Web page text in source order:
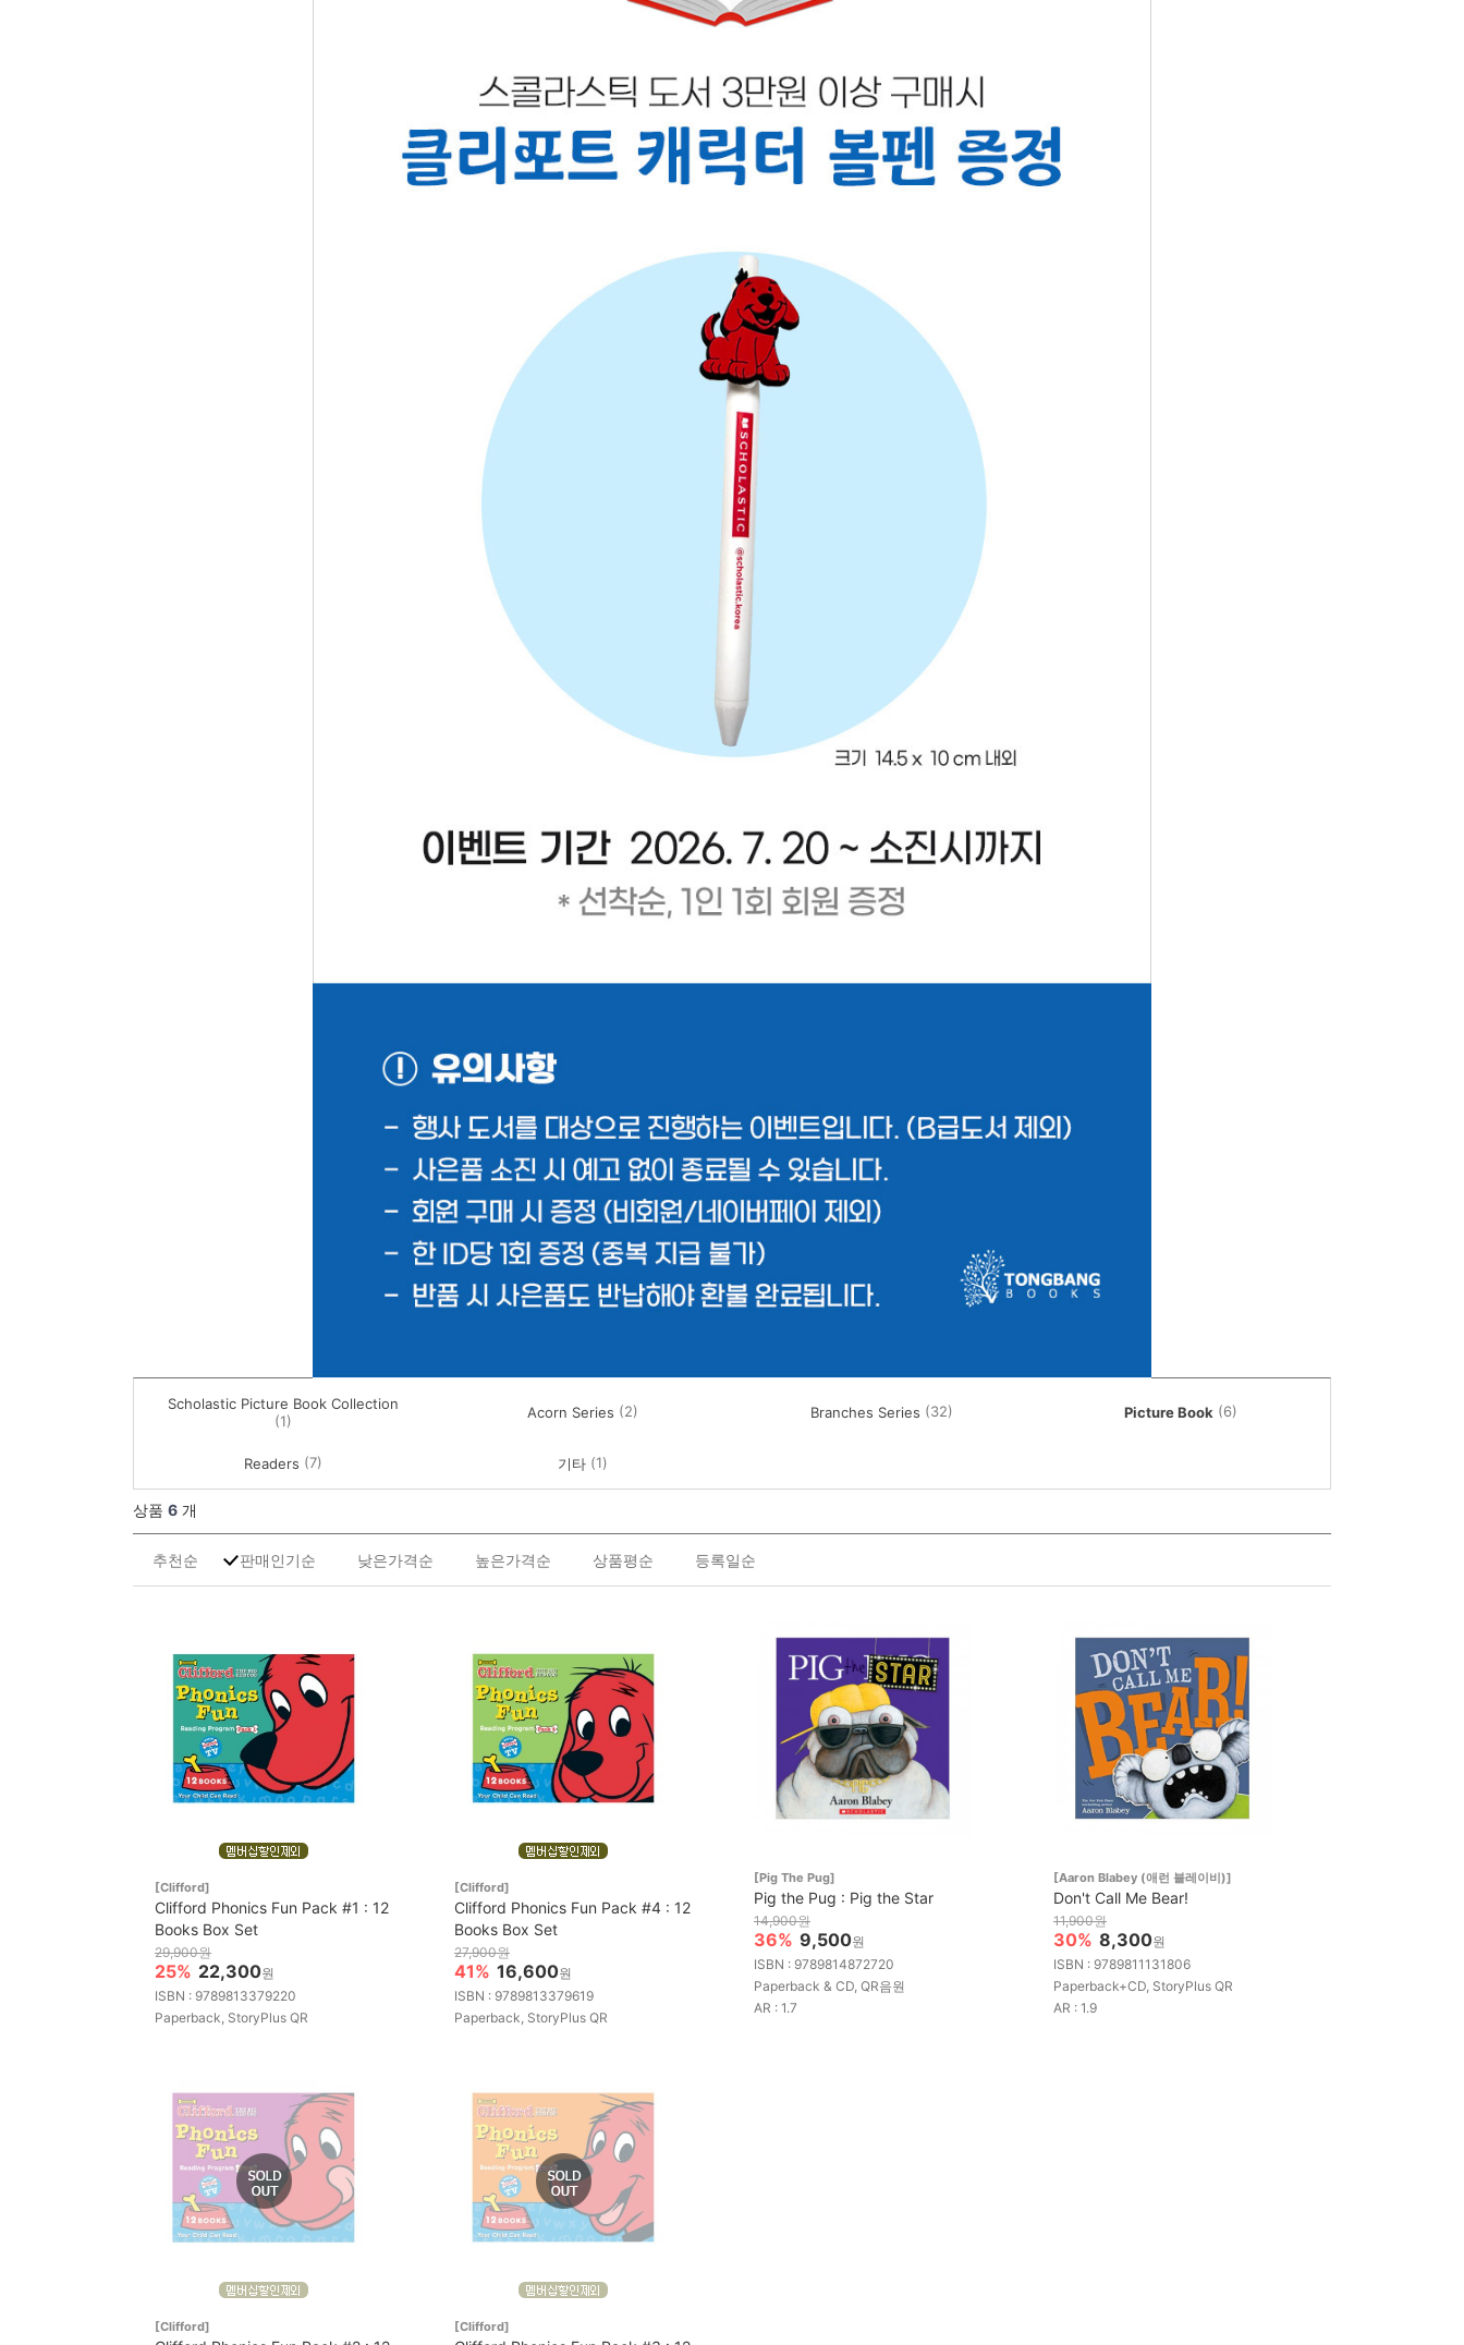
Scholastic Picture Book Collection
(1)
Acorn Series (2) Branches Series (32) Picture Book (6)
Readers (7) 기타 (1)
상품 6 개
추천순 판매인기순 낮은가격순 높은가격순 상품평순 등록일순
[Clifford]
Clifford Phonics Fun Pack #1 : 12
Books Box Set
29,900원
25% 22,300원
ISBN : 9789813379220
Paperback, StoryPlus QR
[Clifford]
Clifford Phonics Fun Pack #4 : 12
Books Box Set
27,900원
41% 16,600원
ISBN : 9789813379619
Paperback, StoryPlus QR
[Pig The Pug]
Pig the Pug : Pig the Star
14,900원
36% 9,500원
ISBN : 9789814872720
Paperback & CD, QR음원
AR : 1.7
[Aaron Blabey (애런 블레이비)]
Don't Call Me Bear!
11,900원
30% 8,300원
ISBN : 9789811131806
Paperback+CD, StoryPlus QR
AR : 1.9
[Clifford] [Clifford]